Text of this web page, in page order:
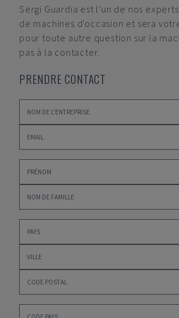
Sergi Guardia est l'un de nos
de machines d'occasion et sera
pour toute autre question sur la
pas à la contacter.
PRENDRE CONTACT